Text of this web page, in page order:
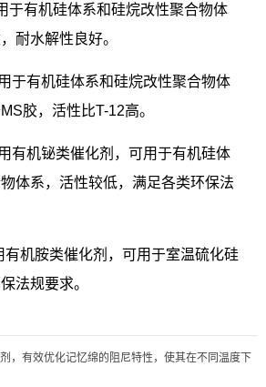
于有机硅体系和硅烷改性聚合物体
耐水解性良好。
于有机硅体系和硅烷改性聚合物体
胶，活性比T-12高。
有机铋类催化剂，可用于有机硅体
体系，活性较低，满足各类环保法
有机胺类催化剂，可用于室温硫化硅
法规要求。
，有效优化记忆绵的阻尼特性，使其在不同温度下